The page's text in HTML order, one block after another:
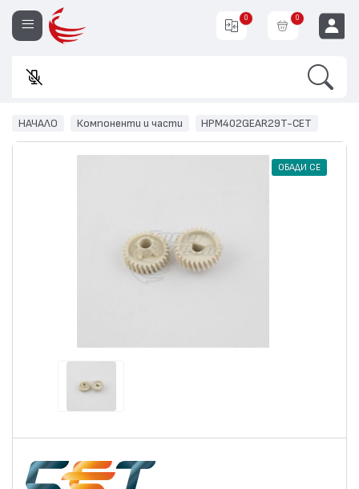
0 0
НАЧАЛО Компоненти и части HPM402GEAR29T-CET
ОБАДИ СЕ